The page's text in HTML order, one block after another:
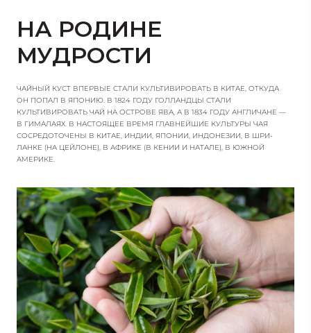
НА РОДИНЕ
МУДРОСТИ
ЧАЙНЫЙ КУСТ ВПЕРВЫЕ СТАЛИ КУЛЬТИВИРОВАТЬ В КИТАЕ, ОТКУДА
ОН ПОПАЛ В ЯПОНИЮ. В 1824 ГОДУ ГОЛЛАНДЦЫ СТАЛИ
КУЛЬТИВИРОВАТЬ ЧАЙ НА ОСТРОВЕ ЯВА, А В 1834 ГОДУ АНГЛИЧАНЕ —
В ГИМАЛАЯХ. В НАСТОЯЩЕЕ ВРЕМЯ ГЛАВНЕЙШИЕ КУЛЬТУРЫ ЧАЯ
СОСРЕДОТОЧЕНЫ В КИТАЕ, ИНДИИ, ЯПОНИИ, ИНДОНЕЗИИ, В ШРИ-
ЛАНКЕ (НА ЦЕЙЛОНЕ), В АФРИКЕ (В КЕНИИ И НАТАЛЕ), В ЮЖНОЙ
АМЕРИКЕ.